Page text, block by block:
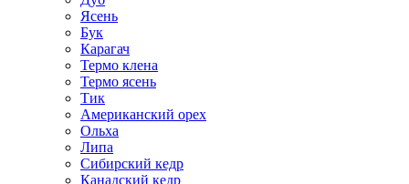
Ясень
Бук
Карагач
Термо клена
Термо ясень
Тик
Американский орех
Ольха
Липа
Сибирский кедр
Канадский кедр